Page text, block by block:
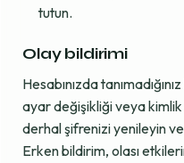
tutun.
Olay bildirimi
Hesabınızda
ayar değişikliği veya
derhal şifrenizi yenileyin
Erken bildirim, olası